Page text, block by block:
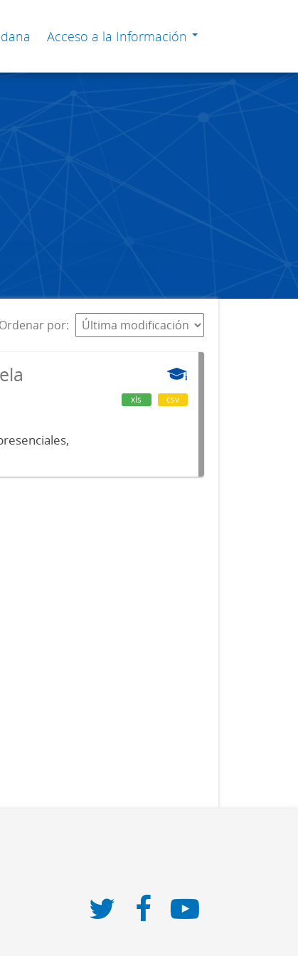
Acceso a la Información
Ordenar por
xls csv